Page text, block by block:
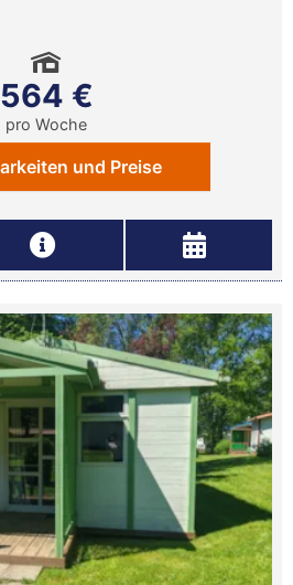
564 €
pro Woche
und Preise